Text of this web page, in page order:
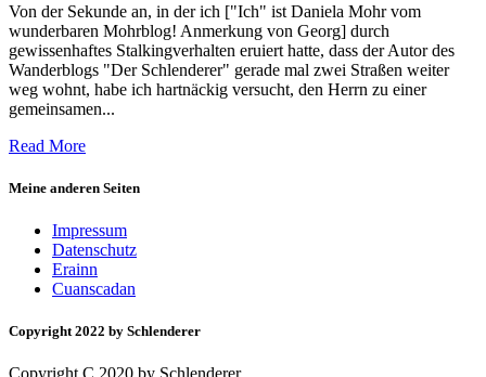
Von der Sekunde an, in der ich ["Ich" ist Daniela Mohr vom
wunderbaren Mohrblog! Anmerkung von Georg] durch
gewissenhaftes Stalkingverhalten eruiert hatte, dass der Autor des
Wanderblogs "Der Schlenderer" gerade mal zwei Straßen weiter
weg wohnt, habe ich hartnäckig versucht, den Herrn zu einer
gemeinsamen...
Read More
Meine anderen Seiten
Impressum
Datenschutz
Erainn
Cuanscadan
Copyright 2022 by Schlenderer